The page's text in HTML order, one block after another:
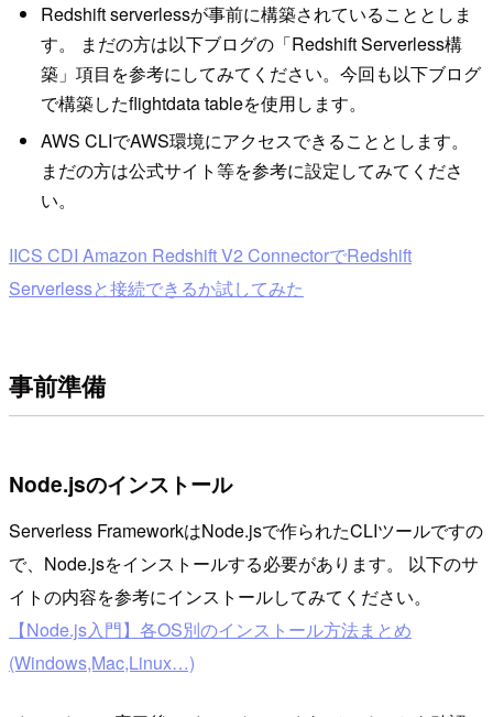
Redshift serverlessが事前に構築されていることとしま
す。 まだの方は以下ブログの「Redshift Serverless構
築」項目を参考にしてみてください。今回も以下ブログ
で構築したflightdata tableを使用します。
AWS CLIでAWS環境にアクセスできることとします。
まだの方は公式サイト等を参考に設定してみてくださ
い。
IICS CDI Amazon Redshift V2 ConnectorでRedshift
Serverlessと接続できるか試してみた
事前準備
Node.jsのインストール
Serverless FrameworkはNode.jsで作られたCLIツールですの
で、Node.jsをインストールする必要があります。 以下のサ
イトの内容を参考にインストールしてみてください。
【Node.js入門】各OS別のインストール方法まとめ
(Windows,Mac,Linux…)